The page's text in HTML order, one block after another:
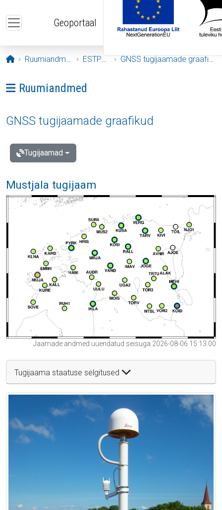
Geoportaal
Avaleht
Ruumiandmed ESTPOS GNSS tugijaamade graafikud
Ava menüü: Ruumiandmed
Ruumiandmed
GNSS tugijaamade graafikud
Tugijaamad
Mustjala tugijaam
Jaamade andmed uuendatud seisuga 2026-08-06 15:13:00
Tugijaama staatuse selgitused